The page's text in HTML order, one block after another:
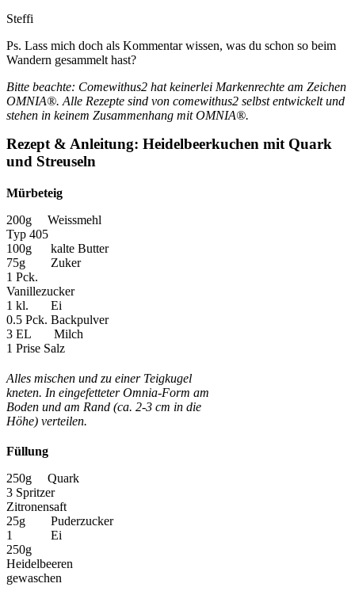
Steffi
Ps. Lass mich doch als Kommentar wissen, was du schon so beim
Wandern gesammelt hast?
Bitte beachte: Comewithus2 hat keinerlei Markenrechte am Zeichen
OMNIA®. Alle Rezepte sind von comewithus2 selbst entwickelt und
stehen in keinem Zusammenhang mit OMNIA®.
Rezept & Anleitung: Heidelbeerkuchen mit Quark
und Streuseln
Mürbeteig
200g Weissmehl
Typ 405
100g kalte Butter
75g Zuker
1 Pck.
Vanillezucker
1 kl. Ei
0.5 Pck. Backpulver
3 EL Milch
1 Prise Salz
Alles mischen und zu einer Teigkugel
kneten. In eingefetteter Omnia-Form am
Boden und am Rand (ca. 2-3 cm in die
Höhe) verteilen.
Füllung
250g Quark
3 Spritzer
Zitronensaft
25g Puderzucker
1 Ei
250g
Heidelbeeren
gewaschen